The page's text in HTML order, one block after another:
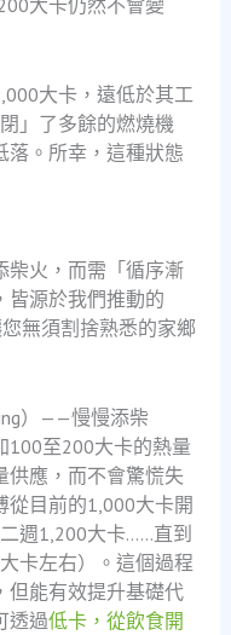
大卡仍然不會變
大卡，遠低於其工
」了多餘的燃燒機
落。所幸，這種狀態
柴火，而需「循序漸
皆源於我們推動的
無須割捨熟悉的家鄉
）——慢慢添柴
100至200大卡的熱量
供應，而不會驚慌失
從目前的1,000大卡開
週1,200大卡……直到
卡左右）。這個過程
但能有效提升基礎代
透過低卡，從飲食開